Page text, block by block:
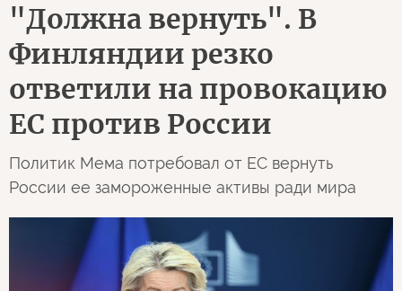
"Должна вернуть". В
Финляндии резко
ответили на провокацию
ЕС против России
Политик Мема потребовал от ЕС вернуть
России ее замороженные активы ради мира